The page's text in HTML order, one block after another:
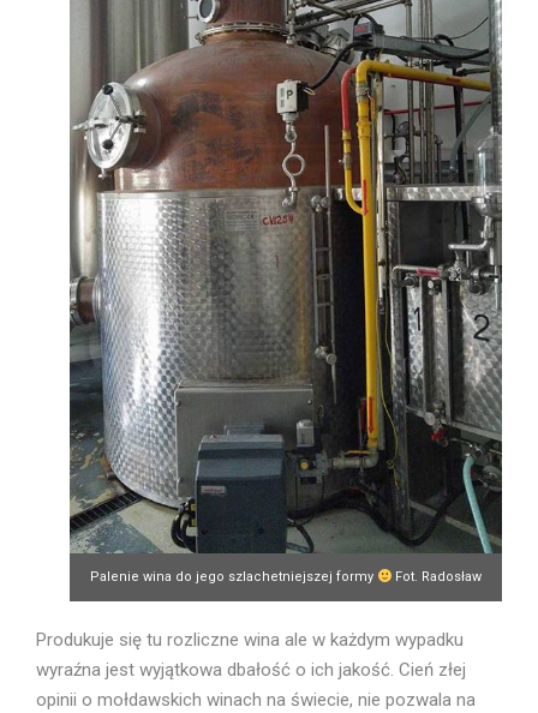
Palenie wina do jego szlachetniejszej formy Fot. Radosław
Produkuje się tu rozliczne wina ale w każdym wypadku
wyraźna jest wyjątkowa dbałość o ich jakość. Cień złej
opinii o mołdawskich winach na świecie, nie pozwala na